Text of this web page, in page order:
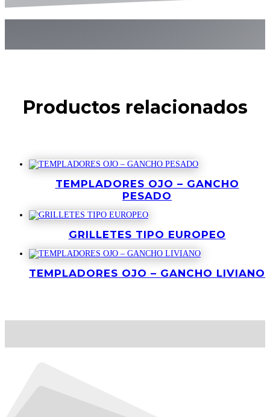
Productos relacionados
TEMPLADORES OJO – GANCHO
PESADO
GRILLETES TIPO EUROPEO
TEMPLADORES OJO – GANCHO LIVIANO